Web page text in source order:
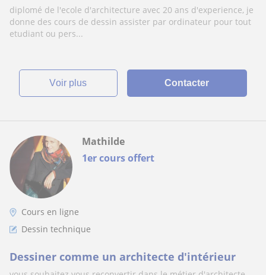
diplomé de l'ecole d'architecture avec 20 ans d'experience, je
donne des cours de dessin assister par ordinateur pour tout
etudiant ou pers...
voir plus Contacter
1er cours offert
Mathilde
Cours en ligne
Dessin technique
Dessiner comme un architecte d'intérieur